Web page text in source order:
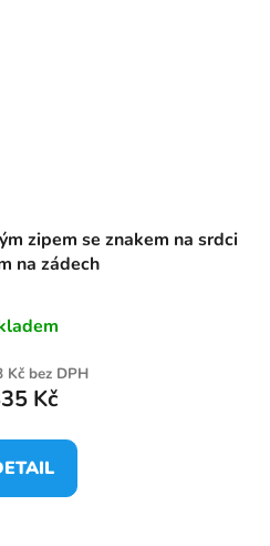
zipem se znakem na srdci
na zádech
Kč bez DPH
Kč